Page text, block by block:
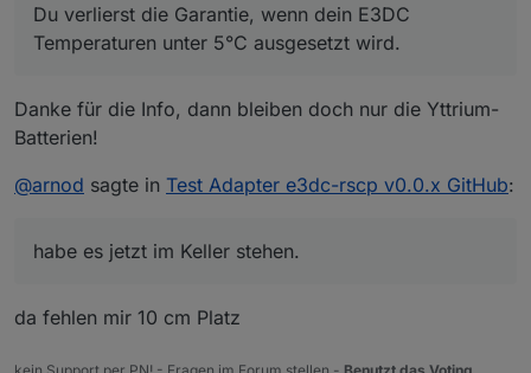
Du verlierst die Garantie, wenn dein E3DC
Temperaturen unter 5°C ausgesetzt wird.
habe es jetzt im Keller stehen.
Du verlierst die Garantie, wenn dein E3DC
Temperaturen unter 5°C ausgesetzt wird.
Danke für die Info, dann bleiben doch nur die Yttrium-
Batterien!
@arnod sagte in Test Adapter e3dc-rscp v0.0.x GitHub:
habe es jetzt im Keller stehen.
da fehlen mir 10 cm Platz